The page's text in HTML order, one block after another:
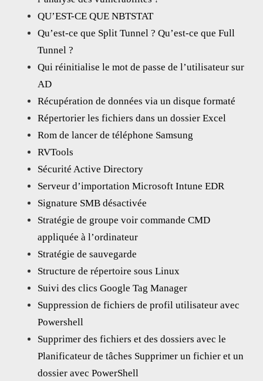
QU’EST-CE QUE NBTSTAT
Qu’est-ce que Split Tunnel ? Qu’est-ce que Full
Tunnel ?
Qui réinitialise le mot de passe de l’utilisateur sur
AD
Récupération de données via un disque formaté
Répertorier les fichiers dans un dossier Excel
Rom de lancer de téléphone Samsung
RVTools
Sécurité Active Directory
Serveur d’importation Microsoft Intune EDR
Signature SMB désactivée
Stratégie de groupe voir commande CMD
appliquée à l’ordinateur
Stratégie de sauvegarde
Structure de répertoire sous Linux
Suivi des clics Google Tag Manager
Suppression de fichiers de profil utilisateur avec
Powershell
Supprimer des fichiers et des dossiers avec le
Planificateur de tâches Supprimer un fichier et un
dossier avec PowerShell